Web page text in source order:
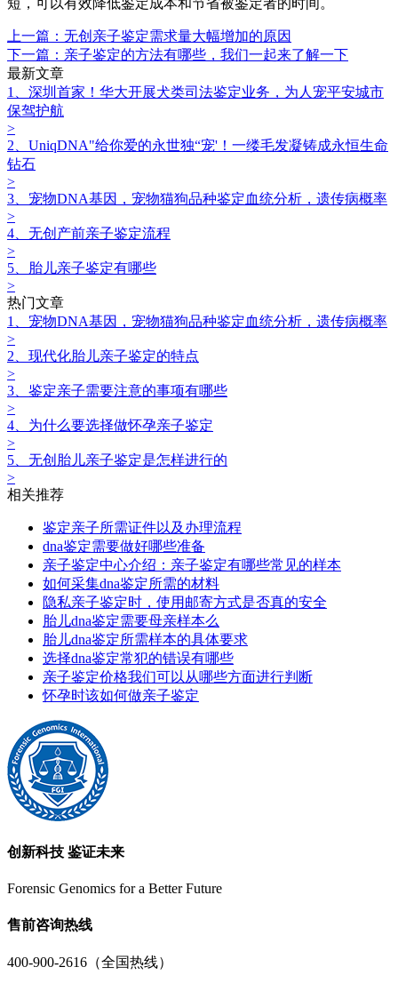
短，可以有效降低鉴定成本和节省被鉴定者的时间。
上一篇：无创亲子鉴定需求量大幅增加的原因
下一篇：亲子鉴定的方法有哪些，我们一起来了解一下
最新文章
1、深圳首家！华大开展犬类司法鉴定业务，为人宠平安城市
保驾护航
>
2、UniqDNA"给你爱的永世独“宠'！一缕毛发凝铸成永恒生命
钻石
>
3、宠物DNA基因，宠物猫狗品种鉴定血统分析，遗传病概率
>
4、无创产前亲子鉴定流程
>
5、胎儿亲子鉴定有哪些
>
热门文章
1、宠物DNA基因，宠物猫狗品种鉴定血统分析，遗传病概率
>
2、现代化胎儿亲子鉴定的特点
>
3、鉴定亲子需要注意的事项有哪些
>
4、为什么要选择做怀孕亲子鉴定
>
5、无创胎儿亲子鉴定是怎样进行的
>
相关推荐
鉴定亲子所需证件以及办理流程
dna鉴定需要做好哪些准备
亲子鉴定中心介绍：亲子鉴定有哪些常见的样本
如何采集dna鉴定所需的材料
隐私亲子鉴定时，使用邮寄方式是否真的安全
胎儿dna鉴定需要母亲样本么
胎儿dna鉴定所需样本的具体要求
选择dna鉴定常犯的错误有哪些
亲子鉴定价格我们可以从哪些方面进行判断
怀孕时该如何做亲子鉴定
创新科技 鉴证未来
Forensic Genomics for a Better Future
售前咨询热线
400-900-2616（全国热线）